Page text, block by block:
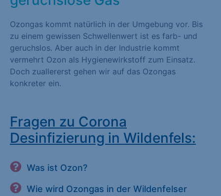
Ozongas kommt natürlich in der Umgebung vor. Bis
zu einem gewissen Schwellenwert ist es farb- und
geruchslos. Aber auch in der Industrie kommt
vermehrt Ozon als Hygienewirkstoff zum Einsatz.
Doch zuallererst gehen wir auf das Ozongas
konkreter ein.
Fragen zu Corona
Desinfizierung in Wildenfels:
Was ist Ozon?
Wie wird Ozongas in der Wildenfelser